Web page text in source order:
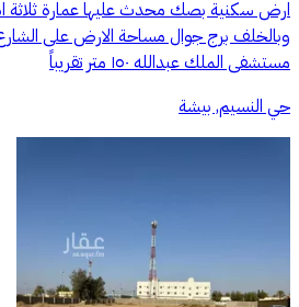
ارض سكنية بصك محدث عليها عمارة ثلاثة
مستشفى الملك عبدالله ١٥٠ متر تقريباً
حي النسيم, بيشة